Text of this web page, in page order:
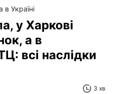
в Україні
у Харкові
а в
всі наслідки
3 хв